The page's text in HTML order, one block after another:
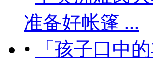
准备好帐篷 ...
•
「孩子口中